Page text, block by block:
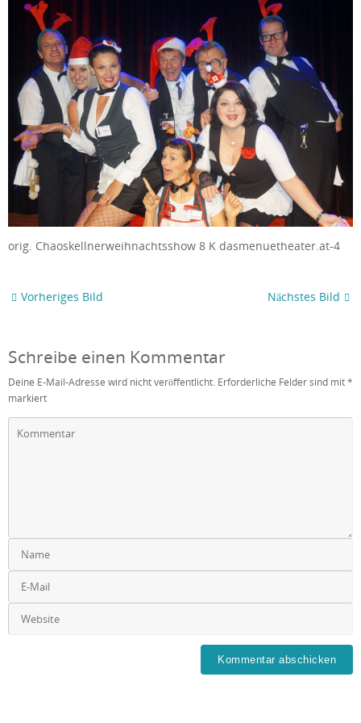
orig. Chaoskellnerweihnachtsshow 8 K dasmenuetheater.at-4
Vorheriges Bild Nächstes Bild
Schreibe einen Kommentar
Deine E-Mail-Adresse wird nicht veröffentlicht. Erforderliche Felder sind mit*
markiert